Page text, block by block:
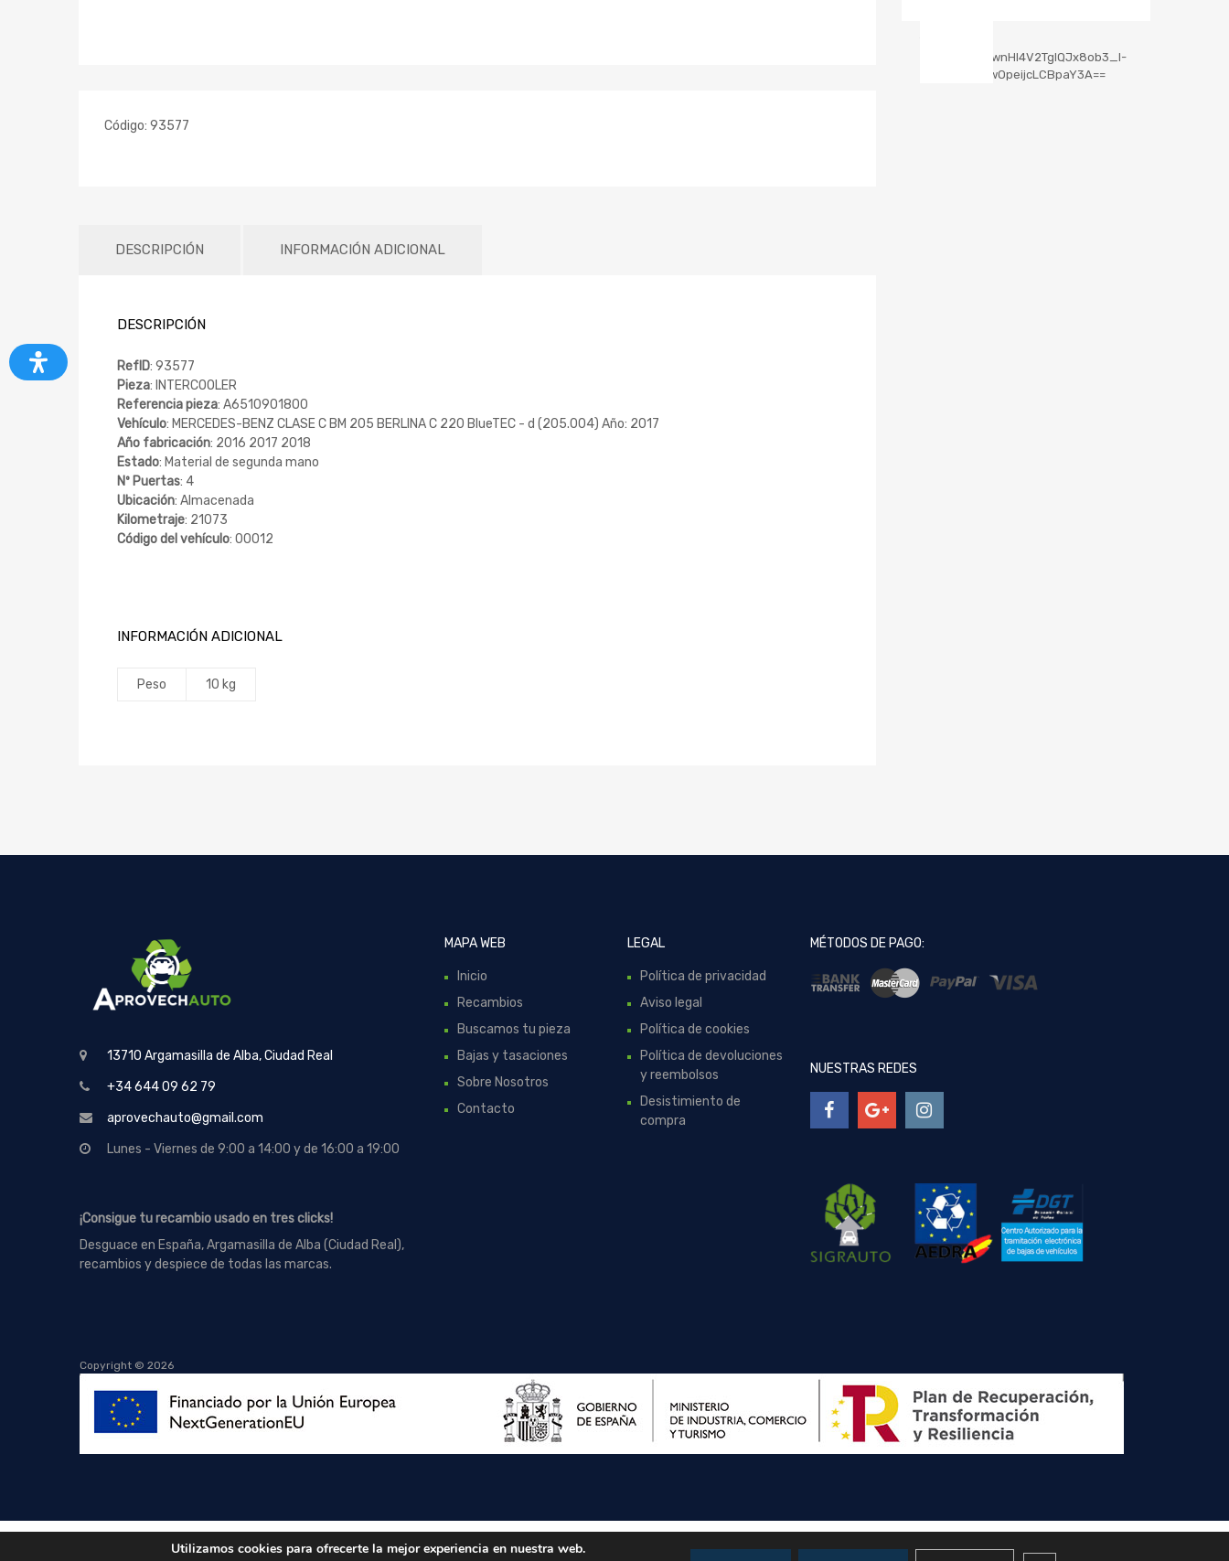
Código: 93577
DESCRIPCIÓN INFORMACIÓN ADICIONAL
DESCRIPCIÓN
RefID: 93577
Pieza: INTERCOOLER
Referencia pieza: A6510901800
Vehículo: MERCEDES-BENZ CLASE C BM 205 BERLINA C 220 BlueTEC - d (205.004) Año: 2017
Año fabricación: 2016 2017 2018
Estado: Material de segunda mano
Nº Puertas: 4
Ubicación: Almacenada
Kilometraje: 21073
Código del vehículo: 00012
INFORMACIÓN ADICIONAL
Peso 10 kg
13710 Argamasilla de Alba, Ciudad Real
+34 644 09 62 79
aprovechauto@gmail.com
Lunes - Viernes de 9:00 a 14:00 y de 16:00 a 19:00
¡Consigue tu recambio usado en tres clicks!
Desguace en España, Argamasilla de Alba (Ciudad Real),
recambios y despiece de todas las marcas.
MAPA WEB
Inicio
Recambios
Buscamos tu pieza
Bajas y tasaciones
Sobre Nosotros
Contacto
LEGAL
Política de privacidad
Aviso legal
Política de cookies
Política de devoluciones
y reembolsos
Desistimiento de
compra
MÉTODOS DE PAGO:
NUESTRAS REDES
Copyright © 2026
Utilizamos cookies para ofrecerte la mejor experiencia en nuestra web.